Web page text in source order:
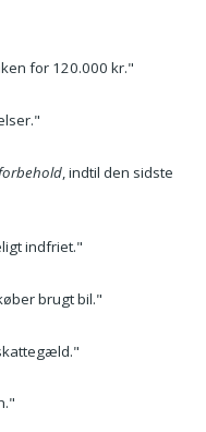
for 120.000 kr."
, indtil den sidste
indfriet."
brugt bil."